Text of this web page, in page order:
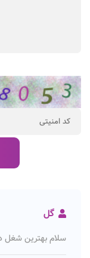
گل
سلام بهترین شغل